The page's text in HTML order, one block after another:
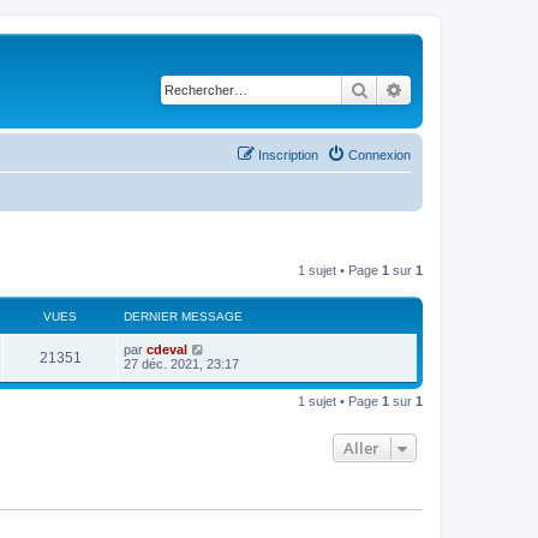
Rechercher
Connexion
Inscription
1 sujet • Page 1 sur 1
VUES DERNIER MESSAGE
21351 par cdeval
27 déc. 2021, 23:17
1 sujet • Page 1 sur 1
Aller